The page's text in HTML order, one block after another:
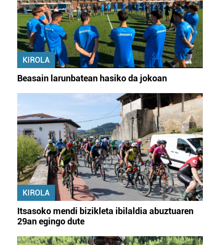
KIROLA
Beasain larunbatean hasiko da jokoan
KIROLA
Itsasoko mendi bizikleta ibilaldia abuztuaren
29an egingo dute